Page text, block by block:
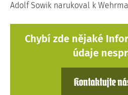
Adolf Sowik narukoval k
Chybí zde nějaké
údaje
Kontaktujte